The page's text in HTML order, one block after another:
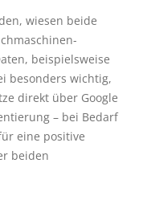
wiesen beide
beispielsweise
besonders wichtig,
direkt über Google
– bei Bedarf
eine positive
beiden